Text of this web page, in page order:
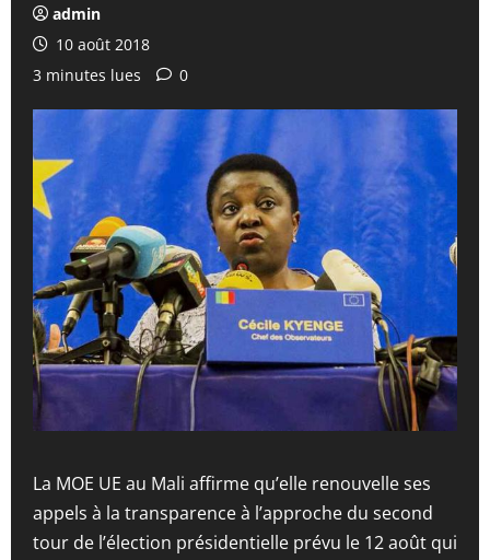
admin
10 août 2018
3 minutes lues
0
La MOE UE au Mali affirme qu’elle renouvelle ses
appels à la transparence à l’approche du second
tour de l’élection présidentielle prévu le 12 août qui